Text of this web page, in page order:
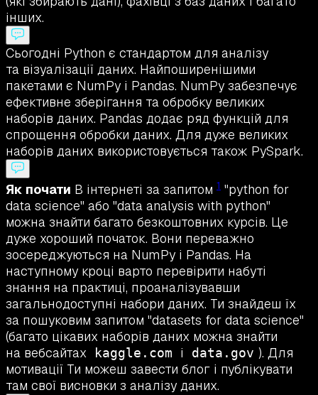
інших.
Сьогодні Python є стандартом для аналізу
та візуалізації даних. Найпоширенішими
пакетами є NumPy і Pandas. NumPy забезпечує
ефективне зберігання та обробку великих
наборів даних. Pandas додає ряд функцій для
спрощення обробки даних. Для дуже великих
наборів даних використовується також PySpark.
Як почати В інтернеті за запитом 1 "python for
data science" або "data analysis with python"
можна знайти багато безкоштовних курсів. Це
дуже хороший початок. Вони переважно
зосереджуються на NumPy і Pandas. На
наступному кроці варто перевірити набуті
знання на практиці, проаналізувавши
загальнодоступні набори даних. Ти знайдеш їх
за пошуковим запитом "datasets for data science"
(багато цікавих наборів даних можна знайти
на вебсайтах
kaggle.com і data.gov ). Для
мотивації Ти можеш завести блог і публікувати
там свої висновки з аналізу даних.